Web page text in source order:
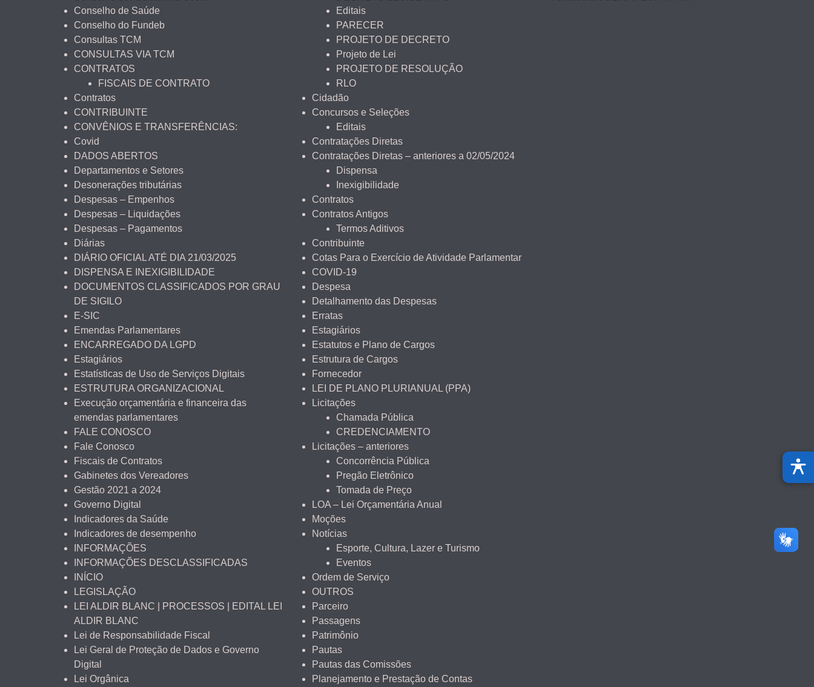
Conselho de Saúde
Conselho do Fundeb
Consultas TCM
CONSULTAS VIA TCM
CONTRATOS
FISCAIS DE CONTRATO
Contratos
CONTRIBUINTE
CONVÊNIOS E TRANSFERÊNCIAS:
Covid
DADOS ABERTOS
Departamentos e Setores
Desonerações tributárias
Despesas – Empenhos
Despesas – Liquidações
Despesas – Pagamentos
Diárias
DIÁRIO OFICIAL ATÉ DIA 21/03/2025
DISPENSA E INEXIGIBILIDADE
DOCUMENTOS CLASSIFICADOS POR GRAU
DE SIGILO
E-SIC
Emendas Parlamentares
ENCARREGADO DA LGPD
Estagiários
Estatísticas de Uso de Serviços Digitais
ESTRUTURA ORGANIZACIONAL
Execução orçamentária e financeira das
emendas parlamentares
FALE CONOSCO
Fale Conosco
Fiscais de Contratos
Gabinetes dos Vereadores
Gestão 2021 a 2024
Governo Digital
Indicadores da Saúde
Indicadores de desempenho
INFORMAÇÕES
INFORMAÇÕES DESCLASSIFICADAS
INÍCIO
LEGISLAÇÃO
LEI ALDIR BLANC | PROCESSOS | EDITAL LEI
ALDIR BLANC
Lei de Responsabilidade Fiscal
Lei Geral de Proteção de Dados e Governo
Digital
Lei Orgânica
Editais
PARECER
PROJETO DE DECRETO
Projeto de Lei
PROJETO DE RESOLUÇÃO
RLO
Cidadão
Concursos e Seleções
Editais
Contratações Diretas
Contratações Diretas – anteriores a 02/05/2024
Dispensa
Inexigibilidade
Contratos
Contratos Antigos
Termos Aditivos
Contribuinte
Cotas Para o Exercício de Atividade Parlamentar
COVID-19
Despesa
Detalhamento das Despesas
Erratas
Estagiários
Estatutos e Plano de Cargos
Estrutura de Cargos
Fornecedor
LEI DE PLANO PLURIANUAL (PPA)
Licitações
Chamada Pública
CREDENCIAMENTO
Licitações – anteriores
Concorrência Pública
Pregão Eletrônico
Tomada de Preço
LOA – Lei Orçamentária Anual
Moções
Notícias
Esporte, Cultura, Lazer e Turismo
Eventos
Ordem de Serviço
OUTROS
Parceiro
Passagens
Patrimônio
Pautas
Pautas das Comissões
Planejamento e Prestação de Contas